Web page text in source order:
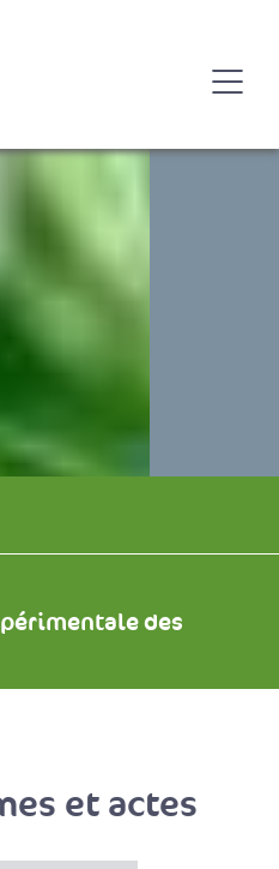
des
et actes